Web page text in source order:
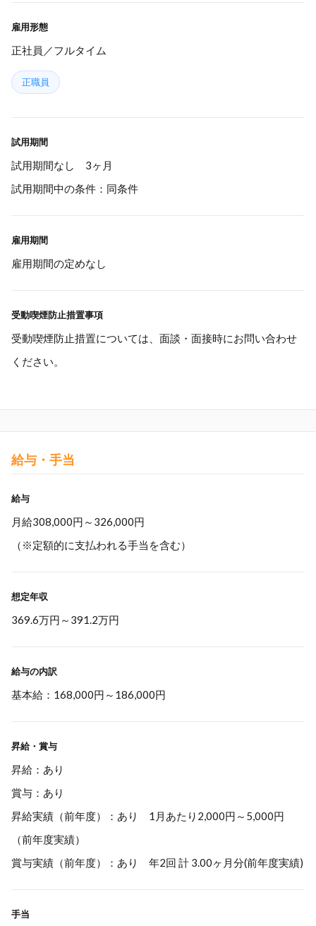
雇用形態
正社員／フルタイム
正職員
試用期間
試用期間なし 3ヶ月
試用期間中の条件：同条件
雇用期間
雇用期間の定めなし
受動喫煙防止措置事項
受動喫煙防止措置については、面談・面接時にお問い合わせ
ください。
給与・手当
給与
月給308,000円～326,000円
（※定額的に支払われる手当を含む）
想定年収
369.6万円 ～ 391.2万円
給与の内訳
基本給：168,000円～186,000円
昇給・賞与
昇給：あり
賞与：あり
昇給実績（前年度）：あり 1月あたり2,000円～5,000円
（前年度実績）
賞与実績（前年度）：あり 年2回 計 3.00ヶ月分(前年度実績)
手当